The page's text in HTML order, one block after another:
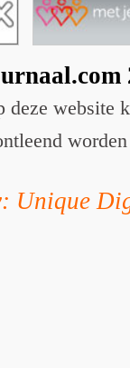
website
worden
Unique